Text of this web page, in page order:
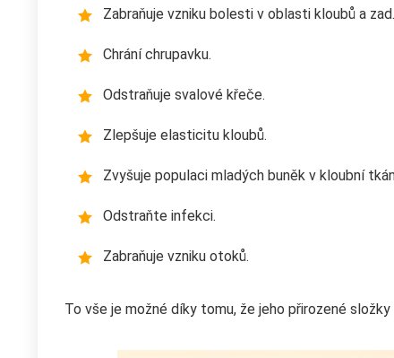
Zabraňuje vzniku bolesti v oblasti kloubů a zad.
Chrání chrupavku.
Odstraňuje svalové křeče.
Zlepšuje elasticitu kloubů.
Zvyšuje populaci mladých buněk v kloubní
Odstraňte infekci.
Zabraňuje vzniku otoků.
To vše je možné díky tomu, že jeho přirozené